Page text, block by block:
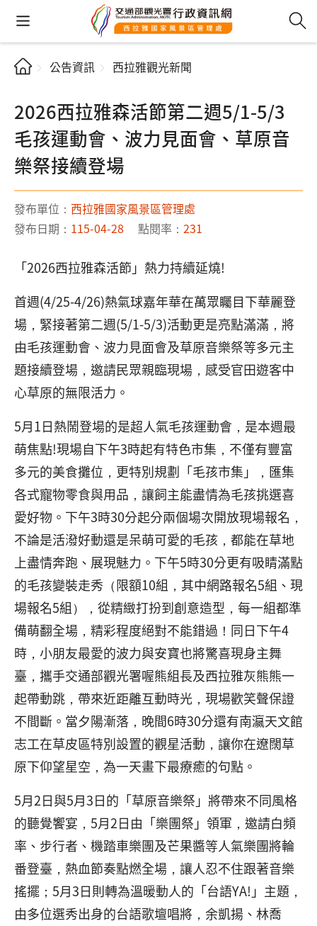
公告資訊 西拉雅觀光新聞
2026西拉雅森活節第二週5/1-5/3
毛孩運動會、波力見面會、草原音
樂祭接續登場
發布單位： 西拉雅國家風景區管理處
發布日期： 115-04-28 點閱率： 231
「2026西拉雅森活節」熱力持續延燒!
首週(4/25-4/26)熱氣球嘉年華在萬眾矚目下華麗登
場，緊接著第二週(5/1-5/3)活動更是亮點滿滿，將
由毛孩運動會、波力見面會及草原音樂祭等多元主
題接續登場，邀請民眾親臨現場，感受官田遊客中
心草原的無限活力。
5月1日熱鬧登場的是超人氣毛孩運動會，是本週最
萌焦點!現場自下午3時起有特色市集，不僅有豐富
多元的美食攤位，更特別規劃「毛孩市集」，匯集
各式寵物零食與用品，讓飼主能盡情為毛孩挑選喜
愛好物。下午3時30分起分兩個場次開放現場報名，
不論是活潑好動還是呆萌可愛的毛孩，都能在草地
上盡情奔跑、展現魅力。下午5時30分更有吸睛滿點
的毛孩變裝走秀（限額10組，其中網路報名5組、現
場報名5組），從精緻打扮到創意造型，每一組都準
備萌翻全場，精彩程度絕對不能錯過！同日下午4
時，小朋友最愛的波力與安寶也將驚喜現身主舞
臺，攜手交通部觀光署喔熊組長及西拉雅灰熊熊一
起帶動跳，帶來近距離互動時光，現場歡笑聲保證
不間斷。當夕陽漸落，晚間6時30分還有南瀛天文館
志工在草皮區特別設置的觀星活動，讓你在遼闊草
原下仰望星空，為一天畫下最療癒的句點。
5月2日與5月3日的「草原音樂祭」將帶來不同風格
的聽覺饗宴，5月2日由「樂團祭」領軍，邀請白頻
率、步行者、機踏車樂團及芒果醬等人氣樂團將輪
番登臺，熱血節奏點燃全場，讓人忍不住跟著音樂
搖擺；5月3日則轉為溫暖動人的「台語YA!」主題，
由多位選秀出身的台語歌壇唱將，余凱揚、林喬